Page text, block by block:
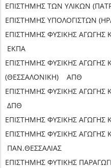
ΕΠΙΣΤΗΜΗΣ ΤΩΝ ΥΛΙΚΩΝ
ΕΠΙΣΤΗΜΗΣ ΥΠΟΛΟΓΙΣΤΩΝ
ΕΠΙΣΤΗΜΗΣ ΦΥΣΙΚΗΣ ΑΓΩΓΗΣ
ΕΚΠΑ
ΕΠΙΣΤΗΜΗΣ ΦΥΣΙΚΗΣ ΑΓΩΓΗΣ
(ΘΕΣΣΑΛΟΝΙΚΗ) ΑΠΘ
ΕΠΙΣΤΗΜΗΣ ΦΥΣΙΚΗΣ
ΔΠΘ
ΕΠΙΣΤΗΜΗΣ ΦΥΣΙΚΗΣ
ΕΠΙΣΤΗΜΗΣ ΦΥΣΙΚΗΣ ΑΓΩΓΗΣ
ΠΑΝ.ΘΕΣΣΑΛΙΑΣ
ΕΠΙΣΤΗΜΗΣ ΦΥΤΙΚΗΣ